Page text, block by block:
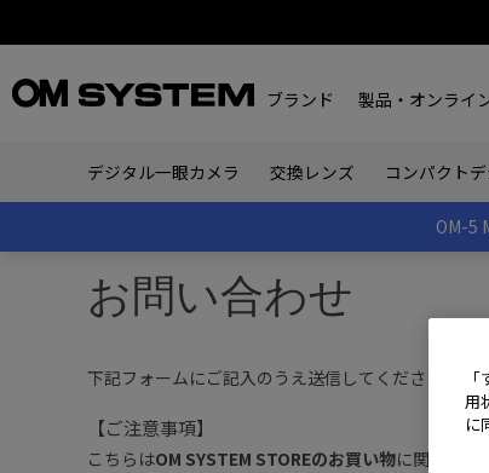
ブランド 製品・オンライ
デジタル一眼カメラ 交換レンズ コンパクト
OM-5
お問い合わせ
下記フォームにご記入のうえ送信してください。
【ご注意事項】
こちらはOM SYSTEM STOREのお買い物に関する問
用
に